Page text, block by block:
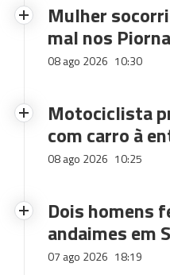
Mulher
mal nos
08 ago 2026 10:30
Motociclista
com carro à
08 ago 2026 10:25
Dois homens
andaimes em
07 ago 2026 18:19